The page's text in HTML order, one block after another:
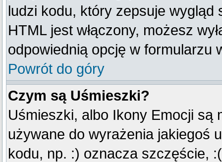
ludzi kodu, który zepsuje wygląd
HTML jest włączony, możesz
odpowiednią opcję w formularzu
Powrót do góry
Czym są Uśmieszki?
Uśmieszki, albo Ikony Emocji są
używane do wyrażenia jakiegoś
kodu, np. :) oznacza szczęście,